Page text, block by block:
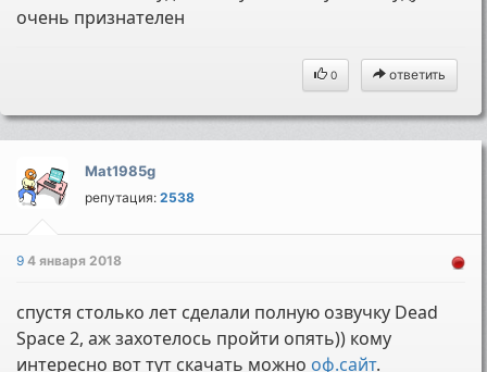
очень признателен
0 ответить
Mat1985g
репутация:2538
94 января 2018
спустя столько лет сделали полную озвучку Dead
Space 2, аж захотелось пройти опять)) кому
интересно вот тут скачать можно оф.сайт.